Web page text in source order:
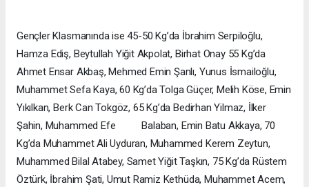
Gençler Klasmanında ise 45-50 Kg’da İbrahim Serpiloğlu,
Hamza Ediş, Beytullah Yiğit Akpolat, Birhat Onay 55 Kg’da
Ahmet Ensar Akbaş, Mehmed Emin Şanlı, Yunus İsmailoğlu,
Muhammet Sefa Kaya, 60 Kg’da Tolga Güçer, Melih Köse, Emin
Yıkılkan, Berk Can Tokgöz, 65 Kg’da Bedirhan Yilmaz, İlker
Şahin, Muhammed Efe Balaban, Emin Batu Akkaya, 70
Kg’da Muhammet Ali Uyduran, Muhammed Kerem Zeytun,
Muhammed Bilal Atabey, Samet Yiğit Taşkın, 75 Kg’da Rüstem
Öztürk, İbrahim Şati, Umut Ramiz Kethüda, Muhammet Acem,